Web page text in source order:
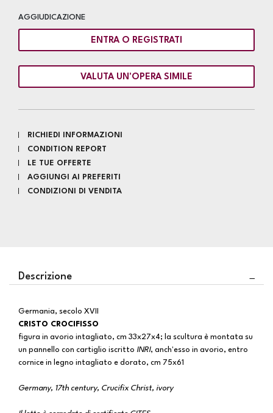
AGGIUDICAZIONE
ENTRA O REGISTRATI
VALUTA UN'OPERA SIMILE
RICHIEDI INFORMAZIONI
CONDITION REPORT
LE TUE OFFERTE
AGGIUNGI AI PREFERITI
CONDIZIONI DI VENDITA
Descrizione
Germania, secolo XVII
CRISTO CROCIFISSO
figura in avorio intagliato, cm 33x27x4; la scultura è montata su
un pannello con cartiglio iscritto INRI, anch'esso in avorio, entro
cornice in legno intagliato e dorato, cm 75x61
Germany, 17th century, Crucifix Christ, ivory